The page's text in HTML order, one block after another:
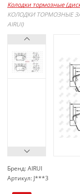
Колодки тормозные
КОЛОДКИ ТОРМОЗНЫЕ
AIRUI)
Бренд: AIRUI
Артикул: J***3